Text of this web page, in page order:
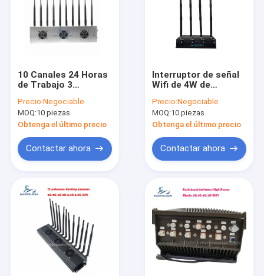
10 Canales 24 Horas
de Trabajo 3
Refrigeración
Jammer de Señal
Inalámbrica
Bloqueador para 5G
GPS WiFi VHF UHF
Precio:Negociable
MOQ:10 piezas
Obtenga el último precio
Contactar ahora
Interruptor de señal
Wifi de 4W de
de 10-30m y tiempo
de trabajo de 24
horas Bloqueador de
señal móvil
Precio:Negociable
MOQ:10 piezas
Obtenga el último precio
Contactar ahora